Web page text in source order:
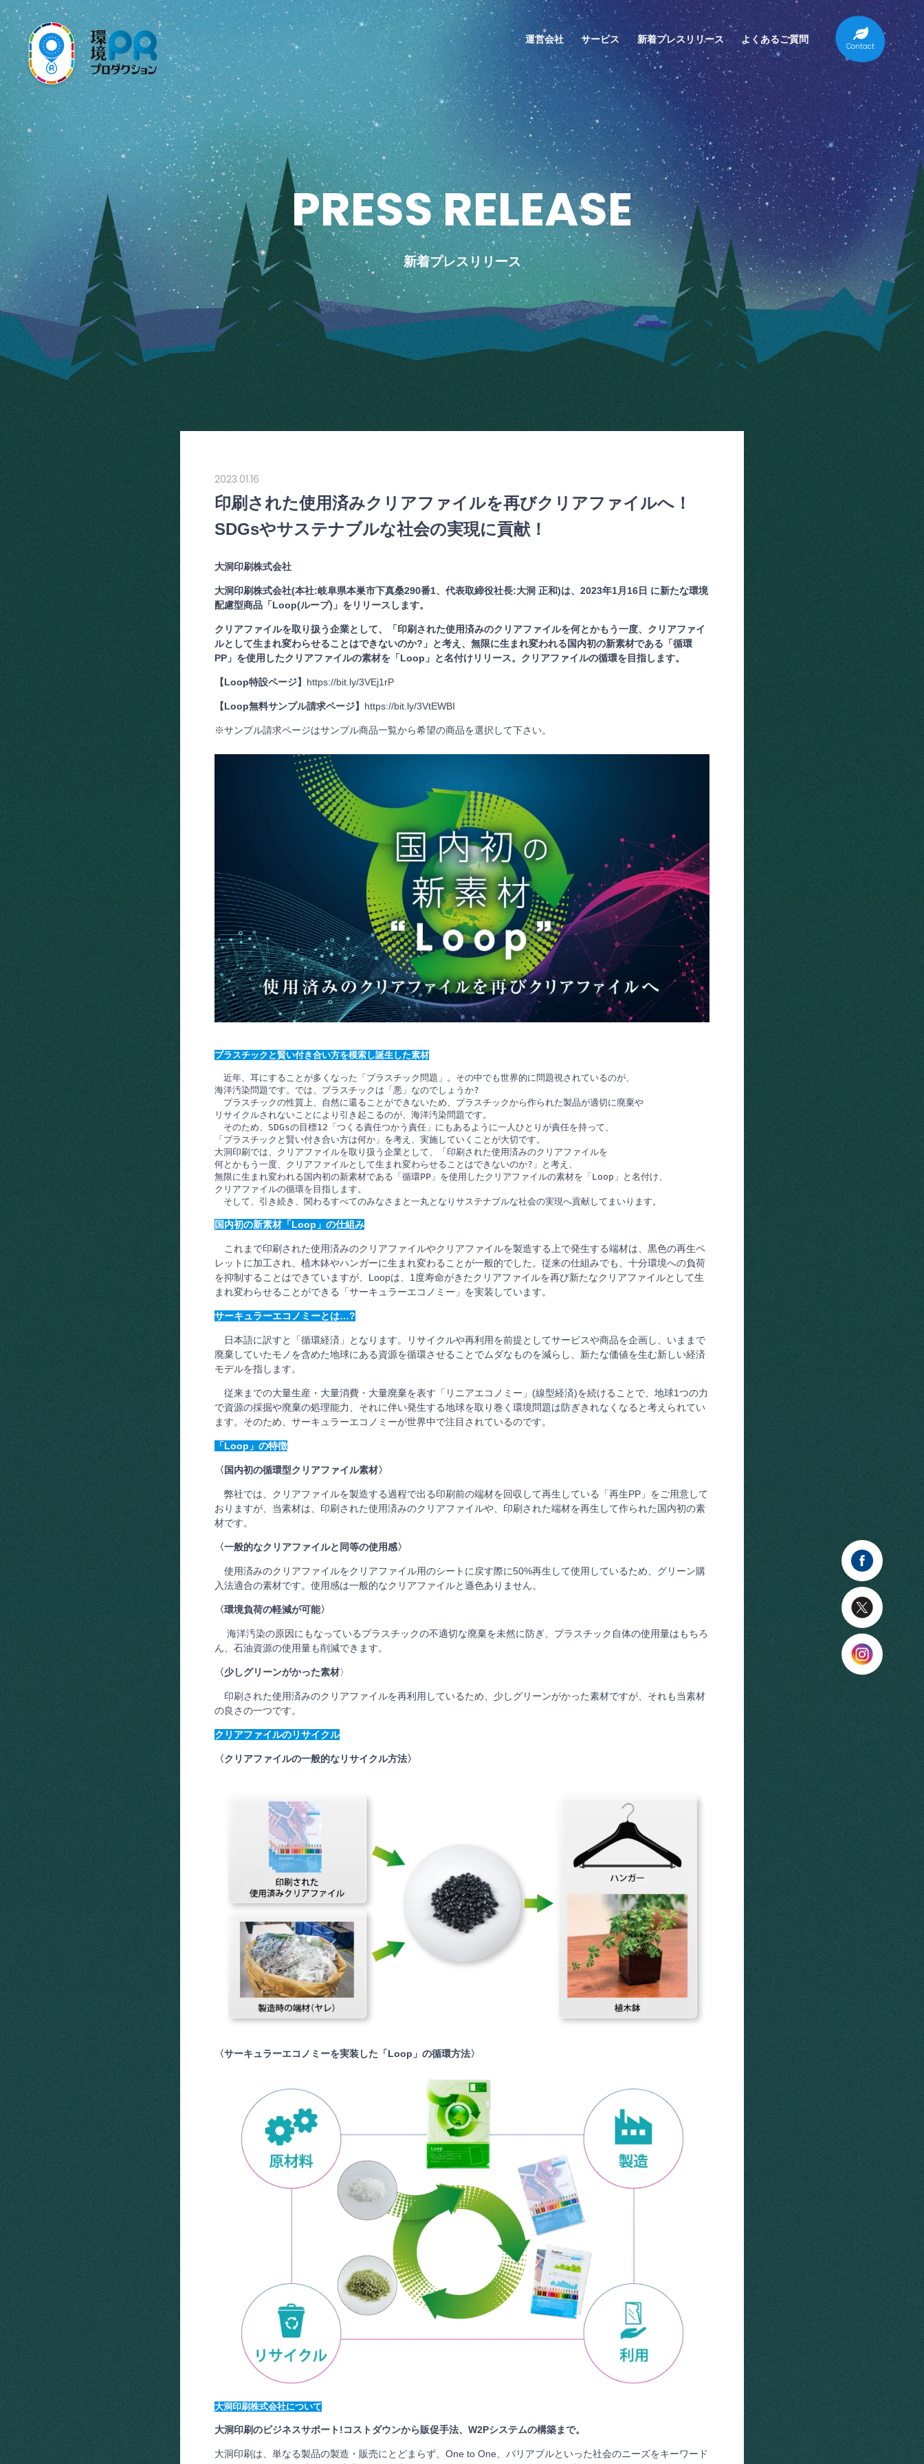
運営会社 サービス 新着プレスリリース よくあるご質問
Contact
PRESSRELEASE
新着プレスリリース
2023.01.16
印刷された使用済みクリアファイルを再びクリアファイルへ！
SDGsやサステナブルな社会の実現に貢献！
大洞印刷株式会社
大洞印刷株式会社(本社:岐阜県本巣市下真桑290番1、代表取締役社長:大洞 正和)は、2023年1月16日 に新たな環境
配慮型商品「Loop(ループ)」をリリースします。
クリアファイルを取り扱う企業として、「印刷された使用済みのクリアファイルを何とかもう一度、クリアファイ
ルとして生まれ変わらせることはできないのか?」と考え、無限に生まれ変われる国内初の新素材である「循環
PP」を使用したクリアファイルの素材を「Loop」と名付けリリース。クリアファイルの循環を目指します。
【Loop特設ページ】 https://bit.ly/3VEj1rP
【Loop無料サンプル請求ページ】 https://bit.ly/3VtEWBI
※サンプル請求ページはサンプル商品一覧から希望の商品を選択して下さい。
プラスチックと賢い付き合い方を模索し誕生した素材
近年、耳にすることが多くなった「プラスチック問題」。その中でも世界的に問題視されているのが、
海洋汚染問題です。では、プラスチックは「悪」なのでしょうか?
プラスチックの性質上、自然に還ることができないため、プラスチックから作られた製品が適切に廃棄や
リサイクルされないことにより引き起こるのが、海洋汚染問題です。
そのため、SDGsの目標12「つくる責任つかう責任」にもあるように一人ひとりが責任を持って、
「プラスチックと賢い付き合い方は何か」を考え、実施していくことが大切です。
大洞印刷では、クリアファイルを取り扱う企業として、「印刷された使用済みのクリアファイルを
何とかもう一度、クリアファイルとして生まれ変わらせることはできないのか?」と考え、
無限に生まれ変われる国内初の新素材である「循環PP」を使用したクリアファイルの素材を「Loop」と名付け、
クリアファイルの循環を目指します。
そして、引き続き、関わるすべてのみなさまと一丸となりサステナブルな社会の実現へ貢献してまいります。
国内初の新素材「Loop」の仕組み
これまで印刷された使用済みのクリアファイルやクリアファイルを製造する上で発生する端材は、黒色の再生ペ
レットに加工され、植木鉢やハンガーに生まれ変わることが一般的でした。従来の仕組みでも、十分環境への負荷
を抑制することはできていますが、Loopは、1度寿命がきたクリアファイルを再び新たなクリアファイルとして生
まれ変わらせることができる「サーキュラーエコノミー」を実装しています。
サーキュラーエコノミーとは…?
日本語に訳すと「循環経済」となります。リサイクルや再利用を前提としてサービスや商品を企画し、いままで
廃棄していたモノを含めた地球にある資源を循環させることでムダなものを減らし、新たな価値を生む新しい経済
モデルを指します。
従来までの大量生産・大量消費・大量廃棄を表す「リニアエコノミー」(線型経済)を続けることで、地球1つの力
で資源の採掘や廃棄の処理能力、それに伴い発生する地球を取り巻く環境問題は防ぎきれなくなると考えられてい
ます。そのため、サーキュラーエコノミーが世界中で注目されているのです。
「Loop」の特徴
〈国内初の循環型クリアファイル素材〉
弊社では、クリアファイルを製造する過程で出る印刷前の端材を回収して再生している「再生PP」をご用意して
おりますが、当素材は、印刷された使用済みのクリアファイルや、印刷された端材を再生して作られた国内初の素
材です。
〈一般的なクリアファイルと同等の使用感〉
使用済みのクリアファイルをクリアファイル用のシートに戻す際に50%再生して使用しているため、グリーン購
入法適合の素材です。使用感は一般的なクリアファイルと遜色ありません。
〈環境負荷の軽減が可能〉
海洋汚染の原因にもなっているプラスチックの不適切な廃棄を未然に防ぎ、プラスチック自体の使用量はもちろ
ん、石油資源の使用量も削減できます。
〈少しグリーンがかった素材〉
印刷された使用済みのクリアファイルを再利用しているため、少しグリーンがかった素材ですが、それも当素材
の良さの一つです。
クリアファイルのリサイクル
〈クリアファイルの一般的なリサイクル方法〉
〈サーキュラーエコノミーを実装した「Loop」の循環方法〉
大洞印刷株式会社について
大洞印刷のビジネスサポート!コストダウンから販促手法、W2Pシステムの構築まで。
大洞印刷は、単なる製品の製造・販売にとどまらず、One to One、バリアブルといった社会のニーズをキーワード